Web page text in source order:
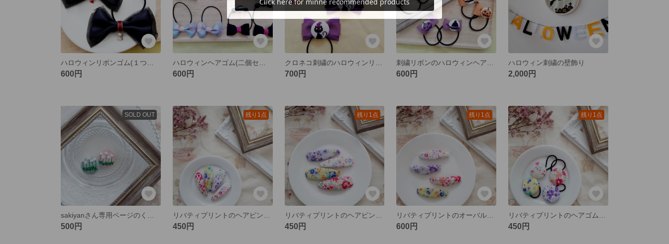
600円 600円 700円 600円
ハロウィン刺繍の壁飾り
2,000円
SOLD OUT
500円
残り1点
450円
残り1点
450円
残り1点
600円
残り1点
450円